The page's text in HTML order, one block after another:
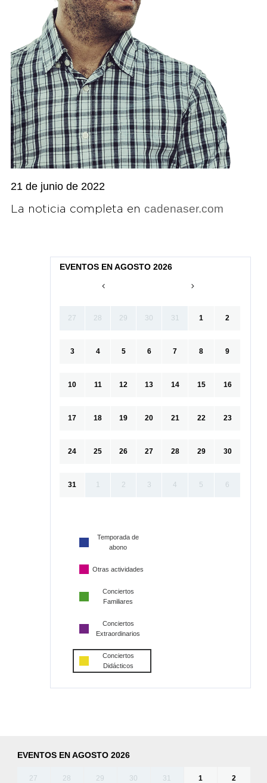
21 de junio de 2022
La noticia completa en cadenaser.com
EVENTOS EN AGOSTO 2026
27 28 29 30 31 1 2
3 4 5 6 7 8 9
10 11 12 13 14 15 16
17 18 19 20 21 22 23
24 25 26 27 28 29 30
31 1 2 3 4 5 6
Temporada de
abono
Otras actividades
Conciertos
Familiares
Conciertos
Extraordinarios
Conciertos
Didácticos
EVENTOS EN AGOSTO 2026
27 28 29 30 31 1 2